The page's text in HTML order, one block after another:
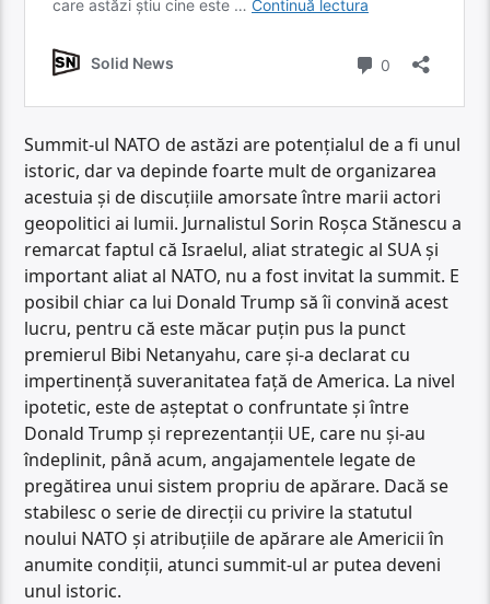
Summit-ul NATO de astăzi are potențialul de a fi unul
istoric, dar va depinde foarte mult de organizarea
acestuia și de discuțiile amorsate între marii actori
geopolitici ai lumii. Jurnalistul Sorin Roșca Stănescu a
remarcat faptul că Israelul, aliat strategic al SUA și
important aliat al NATO, nu a fost invitat la summit. E
posibil chiar ca lui Donald Trump să îi convină acest
lucru, pentru că este măcar puțin pus la punct
premierul Bibi Netanyahu, care și-a declarat cu
impertinență suveranitatea față de America. La nivel
ipotetic, este de așteptat o confruntate și între
Donald Trump și reprezentanții UE, care nu și-au
îndeplinit, până acum, angajamentele legate de
pregătirea unui sistem propriu de apărare. Dacă se
stabilesc o serie de direcții cu privire la statutul
noului NATO și atribuțiile de apărare ale Americii în
anumite condiții, atunci summit-ul ar putea deveni
unul istoric.